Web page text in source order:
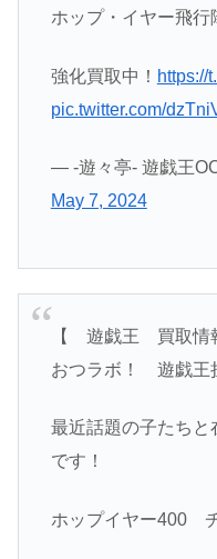
ホップ・イヤー飛行
強化買取中！ https://
pic.twitter.com/
— -遊々亭- 遊戯王
May 7, 2024
【 遊戯王 買取情
おつラボ！ 遊戯王
最近話題の子たちと
です！
ホップイヤー400